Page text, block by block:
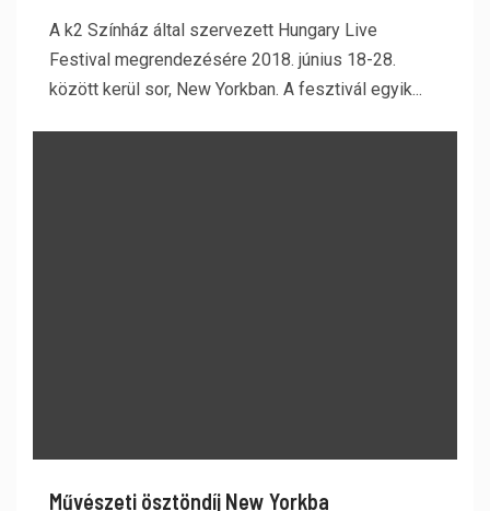
A k2 Színház által szervezett Hungary Live
Festival megrendezésére 2018. június 18-28.
között kerül sor, New Yorkban. A fesztivál egyik...
Művészeti ösztöndíj New Yorkba